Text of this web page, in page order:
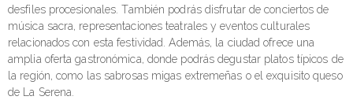
desfiles procesionales. También podrás disfrutar de conciertos de
música sacra, representaciones teatrales y eventos culturales
relacionados con esta festividad. Además, la ciudad ofrece una
amplia oferta gastronómica, donde podrás degustar platos típicos de
la región, como las sabrosas migas extremeñas o el exquisito queso
de La Serena.